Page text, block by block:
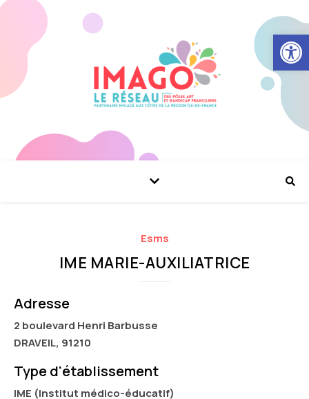
Ouvrir
Esms
IME MARIE-AUXILIATRICE
Adresse
2 boulevard Henri Barbusse
DRAVEIL, 91210
Type d'établissement
IME (Institut médico-éducatif)